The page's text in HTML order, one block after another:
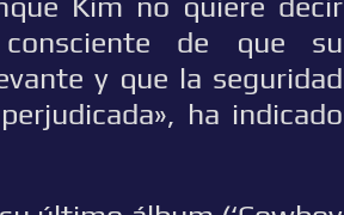
de que su
y que la seguridad
ha indicado